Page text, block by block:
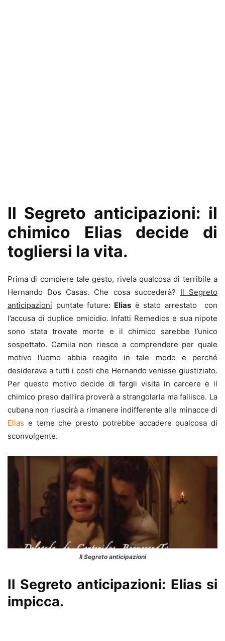
Il Segreto anticipazioni: il
chimico Elias decide di
togliersi la vita.
Prima di compiere tale gesto, rivela qualcosa di terribile a
Hernando Dos Casas. Che cosa succederà? Il Segreto
anticipazioni puntate future: Eliasè stato arrestato con
l’accusa di duplice omicidio. Infatti Remedios e sua nipote
sono stata trovate morte e il chimico sarebbe l’unico
sospettato. Camila non riesce a comprendere per quale
motivo l’uomo abbia reagito in tale modo e perché
desiderava a tutti i costi che Hernando venisse giustiziato.
Per questo motivo decide di fargli visita in carcere e il
chimico preso dall’ira proverà a strangolarla ma fallisce. La
cubana non riuscirà a rimanere indifferente alle minacce di
Elias e teme che presto potrebbe accadere qualcosa di
sconvolgente.
Il Segreto anticipazioni
Il Segreto anticipazioni: Elias si
impicca.